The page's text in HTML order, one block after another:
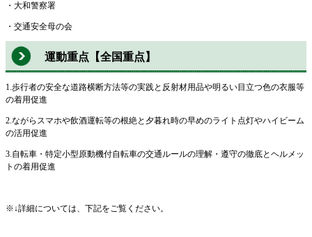
・大和警察署
・交通安全母の会
運動重点【全国重点】
1.歩行者の安全な道路横断方法等の実践と反射材用品や明るい目立つ色の衣服等
の着用促進
2.ながらスマホや飲酒運転等の根絶と夕暮れ時の早めのライト点灯やハイビーム
の活用促進
3.自転車・特定小型原動機付自転車の交通ルールの理解・遵守の徹底とヘルメッ
トの着用促進
※↓詳細については、下記をご覧ください。